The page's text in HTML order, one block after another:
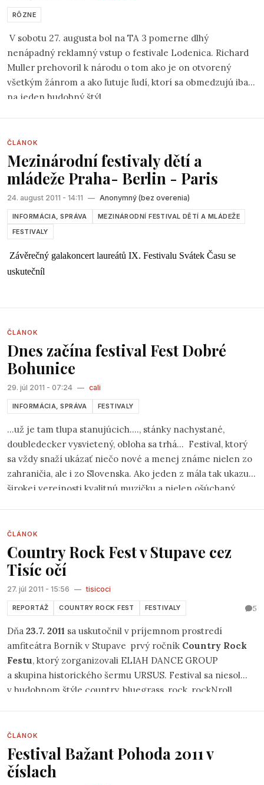
RÔZNE
V sobotu 27. augusta bol na TA 3 pomerne dlhý
nenápadný reklamný vstup o festivale Lodenica. Richard
Muller prehovoril k národu o tom ako je on otvorený
všetkým žánrom a ako ľutuje ľudí, ktorí sa obmedzujú iba
na jeden hudobný štýl.
ČLÁNOK
Mezinárodní festivaly dětí a
mládeže Praha- Berlin - Paris
24. august 2011 - 14:11 — Anonymný (bez overenia)
INFORMÁCIA, SPRÁVA
MEZINÁRODNÍ FESTIVAL DĚTÍ A MLÁDEŽE
FESTIVALY
Závěrečný galakoncert laureátů IX. Festivalu Svátek Času se
uskutečníl
ČLÁNOK
Dnes začína festival Fest Dobré
Bohunice
29. júl 2011 - 07:24 — cali
INFORMÁCIA, SPRÁVA FESTIVALY
...už je tam tlupa stanujúcich...., stánky nachystané,
doubledecker vysvietený, obloha sa trhá... Festival, ktorý
sa vždy snaží ukázať niečo nové a menej známe nielen zo
zahraničia, ale i zo Slovenska. Ako jeden z mála tak ukazuje
širokej verejnosti kvalitnú muzičku a nielen ošúchaný
ČLÁNOK
Country Rock Fest v Stupave cez
Tisíc očí
27. júl 2011 - 15:56 — tisicoci
REPORTÁŽ COUNTRY ROCK FEST FESTIVALY 5
Dňa 23.7. 2011 sa uskutočnil v príjemnom prostredí
amfiteátra Borník v Stupave prvý ročník Country Rock
Festu, ktorý zorganizovali ELIAH DANCE GROUP
a skupina historického šermu URSUS. Festival sa niesol
v hudobnom štýle country, bluegrass, rock, rockNroll.
dozvedela z plagátov pred Stupavským obchodíkom.
Plagát dával na známosť, že sa predstavia Ivan Terry
Zeman & Harvestri, zábavná country skupina OuKeY,
ARIZONA, we want jam, ELIAH country tanečnice, NEW
ČLÁNOK
Festival Bažant Pohoda 2011 v
číslach